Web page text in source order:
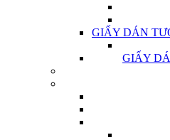
GIẤY DÁN
GIẤY